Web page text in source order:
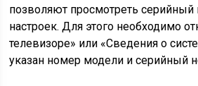
позволяют просмотреть
настроек. Для этого необходимо
телевизоре» или «Сведения о
указан номер модели и серийный